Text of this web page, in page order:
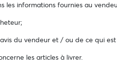
les informations fournies au
du vendeur et / ou de ce qui
les articles à livrer.